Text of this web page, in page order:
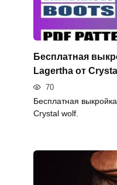
Бесплатная
Lagertha от
70
Бесплатная
Crystal wolf.